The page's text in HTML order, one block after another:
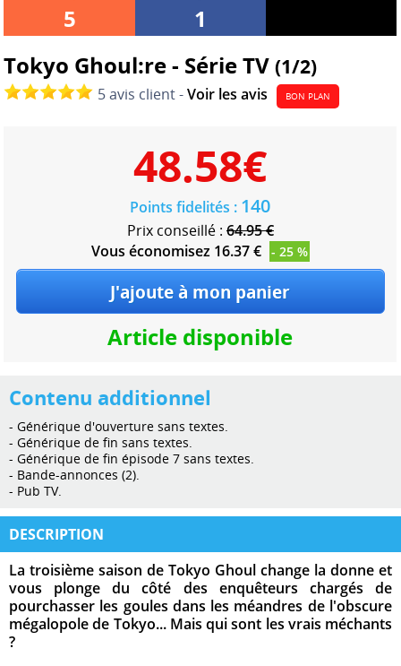
5
1
Tokyo Ghoul:re - Série TV(1/2)
5 avis client -Voir les avis BON PLAN
48.58€
Points fidelités : 140
Prix conseillé : 64.95 €
Vous économisez 16.37 € - 25 %
Article disponible
Contenu additionnel
- Générique d'ouverture sans textes.
- Générique de fin sans textes.
- Générique de fin épisode 7 sans textes.
- Bande-annonces (2).
- Pub TV.
DESCRIPTION
La troisième saison de Tokyo Ghoul change la donne et
vous plonge du côté des enquêteurs chargés de
pourchasser les goules dans les méandres de l'obscure
mégalopole de Tokyo... Mais qui sont les vrais méchants
?